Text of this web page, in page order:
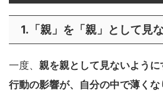
1.「親」を「親」として見
一度、 親を親として見ないよう
行動の影響が、自分の中で薄くな